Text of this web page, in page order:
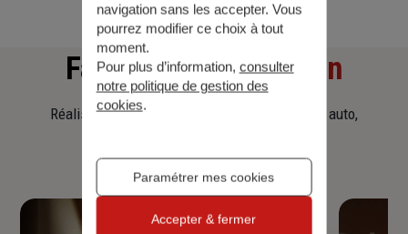
Faitesune simulation
Réalisez une simulation tarifaire d'assurance, auto,
navigation sans les accepter. Vous
pourrez modifier ce choix à tout
moment.
Pour plus d’information, consulter
notre politique de gestion des
cookies.
Paramétrer mes cookies
Accepter & fermer